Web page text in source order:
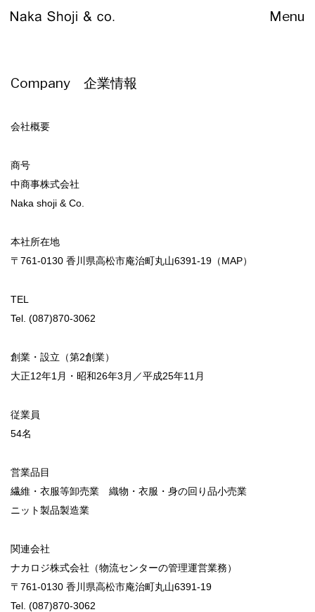
About
Business
Works
Sustainability
Company
Company 企業情報
会社概要
商号
中商事株式会社
Naka shoji & Co.
本社所在地
〒761-0130 香川県高松市庵治町丸山6391-19 （MAP）
TEL
Tel. (087)870-3062
創業・設立 （第2創業）
大正12年1月・昭和26年3月／平成25年11月
従業員
54名
営業品目
繊維・衣服等卸売業 織物・衣服・身の回り品小売業
ニット製品製造業
関連会社
ナカロジ株式会社（物流センターの管理運営業務）
〒761-0130 香川県高松市庵治町丸山6391-19
Tel. (087)870-3062